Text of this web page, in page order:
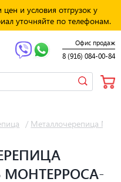
и условия отгрузок у
уточняйте по телефонам.
Офис продаж
8 (916) 084-00-84
/ Металлочерепица